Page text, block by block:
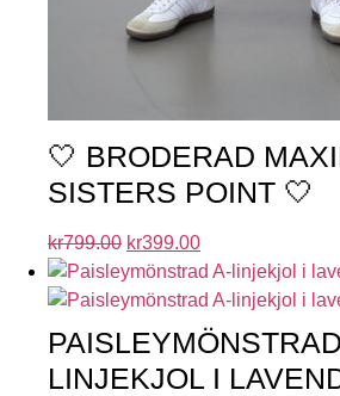
🤍 BRODERAD
SISTERS POINT 🤍
kr799.00 kr399.00
LINJEKJOL I